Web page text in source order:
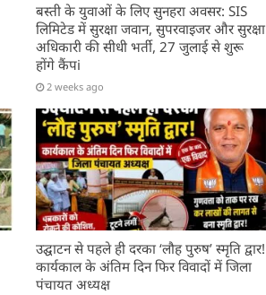
बस्ती के युवाओं के लिए सुनहरा अवसर: SIS
लिमिटेड में सुरक्षा जवान, सुपरवाइजर और सुरक्षा
अधिकारी की सीधी भर्ती, 27 जुलाई से शुरू
होंगे कैंपi
2 weeks ago
उद्घाटन से पहले ही दरका ‘लौह पुरुष’ स्मृति द्वार!
कार्यकाल के अंतिम दिन फिर विवादों में जिला
पंचायत अध्यक्ष